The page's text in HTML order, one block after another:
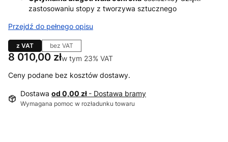
zastosowaniu stopy z tworzywa sztucznego
Przejdź do pełnego opisu
z VAT bez VAT
Cena
8 010,00 złw tym 23% VAT
w tym 23% VAT
Ceny podane bez kosztów dostawy.
Dostawa od 0,00 zł - Dostawa bramy
Wymagana pomoc w rozładunku towaru